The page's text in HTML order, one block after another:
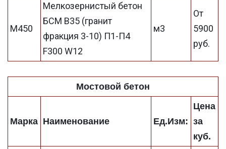
М450
Мелкозернистый бетон
БСМ В35 (гранит
фракция 3-10) П1-П4
F300 W12
м3
От
5900
руб.
Мостовой бетон
Марка Наименование Ед.Изм:
Цена
за
куб.